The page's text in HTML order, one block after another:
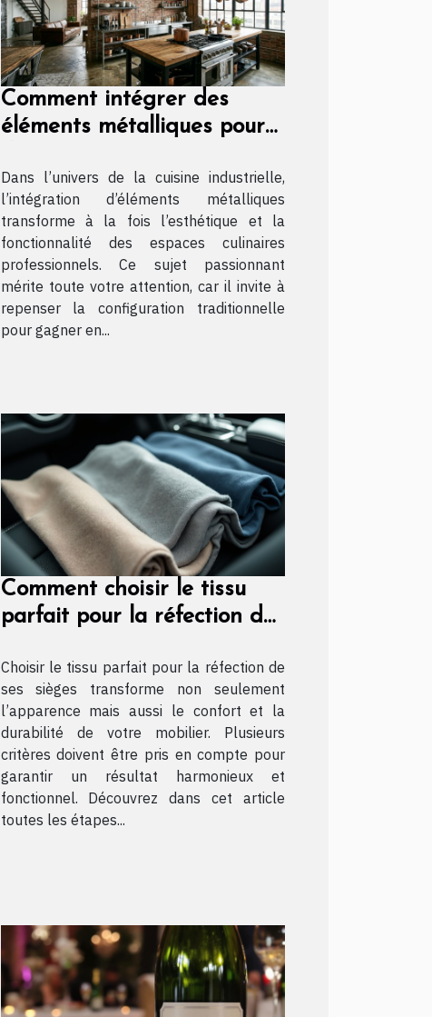
Comment intégrer des
éléments métalliques pour
industrielle ?
Dans l’univers de la cuisine industrielle,
l’intégration d’éléments métalliques
transforme à la fois l’esthétique et la
fonctionnalité des espaces culinaires
professionnels. Ce sujet passionnant
mérite toute votre attention, car il invite à
repenser la configuration traditionnelle
pour gagner en...
Comment choisir le tissu
parfait pour la réfection de
Choisir le tissu parfait pour la réfection de
ses sièges transforme non seulement
l’apparence mais aussi le confort et la
durabilité de votre mobilier. Plusieurs
critères doivent être pris en compte pour
garantir un résultat harmonieux et
fonctionnel. Découvrez dans cet article
toutes les étapes...